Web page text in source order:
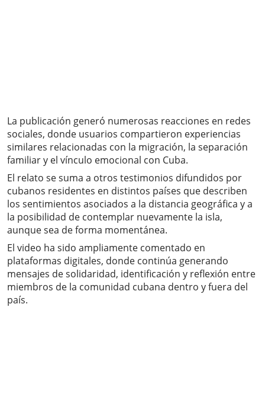
La publicación generó numerosas reacciones en redes
sociales, donde usuarios compartieron experiencias
similares relacionadas con la migración, la separación
familiar y el vínculo emocional con Cuba.
El relato se suma a otros testimonios difundidos por
cubanos residentes en distintos países que describen
los sentimientos asociados a la distancia geográfica y a
la posibilidad de contemplar nuevamente la isla,
aunque sea de forma momentánea.
El video ha sido ampliamente comentado en
plataformas digitales, donde continúa generando
mensajes de solidaridad, identificación y reflexión entre
miembros de la comunidad cubana dentro y fuera del
país.